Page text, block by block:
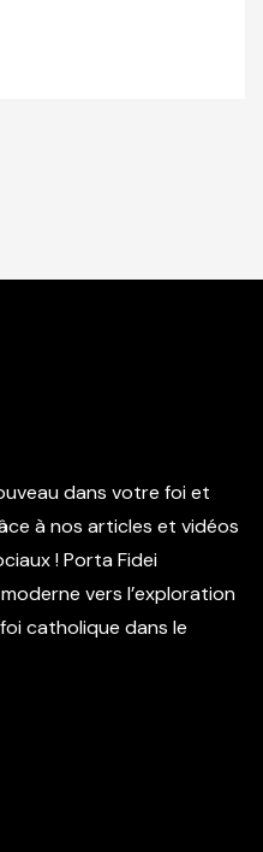
dans votre foi et
à nos articles et vidéos
! Porta Fidei
vers l’exploration
catholique dans le